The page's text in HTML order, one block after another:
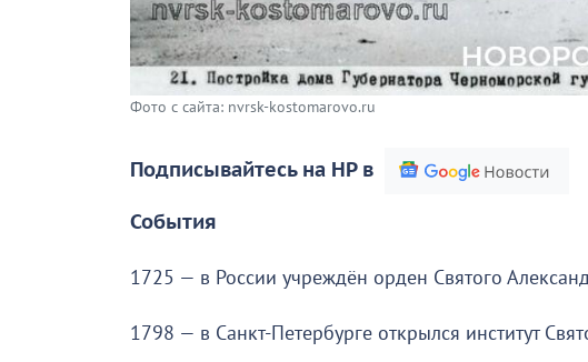
Фото с сайта: nvrsk-kostomarovo.ru
Подписывайтесь на НР в
События
1725 — в России учреждён орден Святого
1798 — в Санкт-Петербурге открылся институт